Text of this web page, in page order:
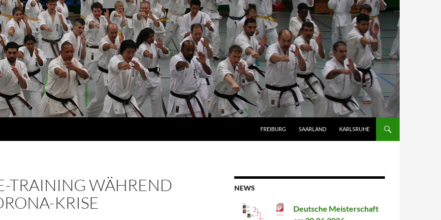
FREIBURG SAARLAND KARLSRUHE
TRAINING WÄHREND
KRISE
NEWS
Deutsche Meisterschaft